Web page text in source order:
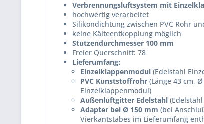
Verbrennungsluftsystem mit
hochwertig verarbeitet
Silikondichtung zwischen PVC Rohr
keine Kälteentkopplung möglich
Stutzendurchmesser 100 mm
Freier Querschnitt: 78
Lieferumfang:
Einzelklappenmodul (Edelstahl
PVC Kunststoffrohr (Länge 43 cm,
Einzelklappenmodul)
Außenluftgitter Edelstahl
Adapter bei Ø 150 mm (bei
Vierkantstabes im Lieferumfang